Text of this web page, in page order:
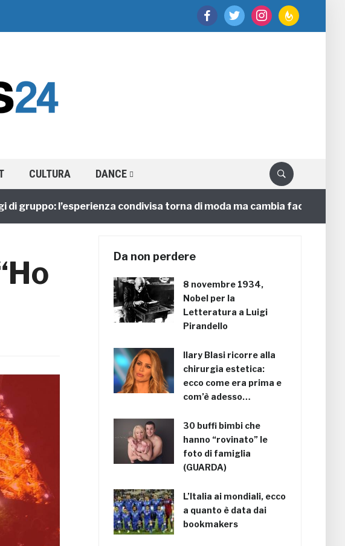
facebooktwitter instagramfeedburner
CULTURA DANCE
l’esperienza condivisa torna di moda ma cambia faccia
Da non perdere
8 novembre 1934,
Nobel per la
Letteratura a Luigi
Pirandello
Ilary Blasi ricorre alla
chirurgia estetica:
ecco come era prima e
com’è adesso…
30 buffi bimbi che
hanno “rovinato” le
foto di famiglia
(GUARDA)
L’Italia ai mondiali, ecco
a quanto è data dai
bookmakers